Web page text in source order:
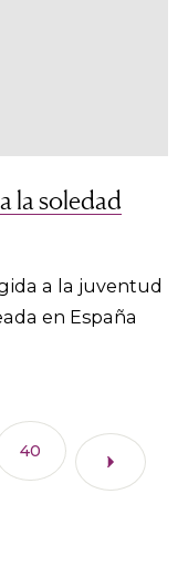
la soledad
a la juventud
en España
40